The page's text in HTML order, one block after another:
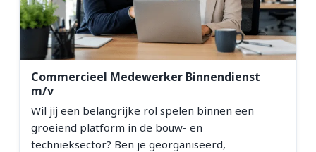
Commercieel Medewerker Binnendienst
m/v
Wil jij een belangrijke rol spelen binnen een
groeiend platform in de bouw- en
technieksector? Ben je georganiseerd,